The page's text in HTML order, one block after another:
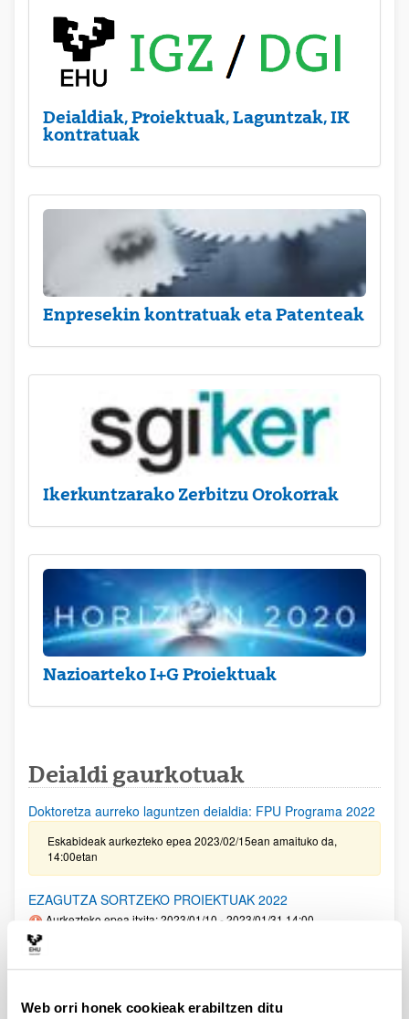
Web orri honek cookieak erabiltzen ditu
Deialdiak, Proiektuak, Laguntzak, IK
kontratuak
Enpresekin kontratuak eta Patenteak
Ikerkuntzarako Zerbitzu Orokorrak
Nazioarteko I+G Proiektuak
Deialdi gaurkotuak
Doktoretza aurreko laguntzen deialdia: FPU Programa 2022
Eskabideak aurkezteko epea 2023/02/15ean amaituko da,
14:00etan
EZAGUTZA SORTZEKO PROIEKTUAK 2022
Aurkezteko epea itxita: 2023/01/10 - 2023/01/31 14:00
dokumentua argitaratu zen berriro, 2. puntua aldatu ondoren,